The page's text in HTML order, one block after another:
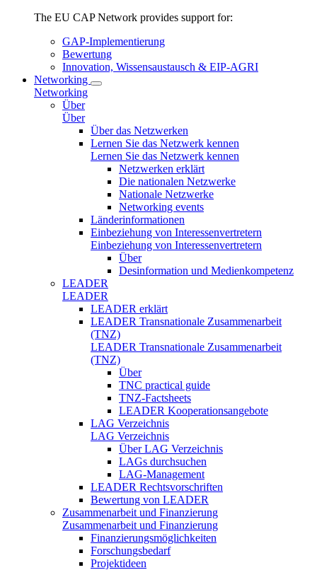
The EU CAP Network provides support for:
GAP-Implementierung
Bewertung
Innovation, Wissensaustausch & EIP-AGRI
Networking
Networking
Über
Über
Über das Netzwerken
Lernen Sie das Netzwerk kennen
Lernen Sie das Netzwerk kennen
Netzwerken erklärt
Die nationalen Netzwerke
Nationale Netzwerke
Networking events
Länderinformationen
Einbeziehung von Interessenvertretern
Einbeziehung von Interessenvertretern
Über
Desinformation und Medienkompetenz
LEADER
LEADER
LEADER erklärt
LEADER Transnationale Zusammenarbeit
(TNZ)
LEADER Transnationale Zusammenarbeit
(TNZ)
Über
TNC practical guide
TNZ-Factsheets
LEADER Kooperationsangebote
LAG Verzeichnis
LAG Verzeichnis
Über LAG Verzeichnis
LAGs durchsuchen
LAG-Management
LEADER Rechtsvorschriften
Bewertung von LEADER
Zusammenarbeit und Finanzierung
Zusammenarbeit und Finanzierung
Finanzierungsmöglichkeiten
Forschungsbedarf
Projektideen